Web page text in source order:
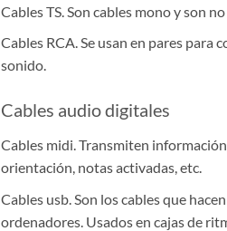
Cables TS. Son cables mono y son
Cables RCA. Se usan en pares para
sonido.
Cables audio digitales
Cables midi. Transmiten
orientación, notas activadas, etc.
Cables usb. Son los cables que
ordenadores. Usados en cajas de